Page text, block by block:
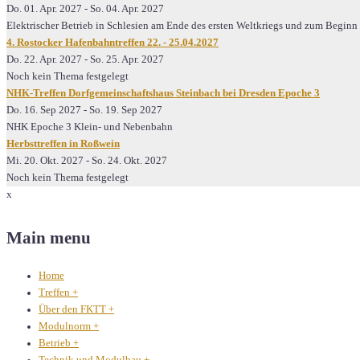
Do. 01. Apr. 2027 - So. 04. Apr. 2027
Elektrischer Betrieb in Schlesien am Ende des ersten Weltkriegs und zum Beginn
4. Rostocker Hafenbahntreffen 22. - 25.04.2027
Do. 22. Apr. 2027 - So. 25. Apr. 2027
Noch kein Thema festgelegt
NHK-Treffen Dorfgemeinschaftshaus Steinbach bei Dresden Epoche 3
Do. 16. Sep 2027 - So. 19. Sep 2027
NHK Epoche 3 Klein- und Nebenbahn
Herbsttreffen in Roßwein
Mi. 20. Okt. 2027 - So. 24. Okt. 2027
Noch kein Thema festgelegt
x
Main menu
Home
Treffen +
Über den FKTT +
Modulnorm +
Betrieb +